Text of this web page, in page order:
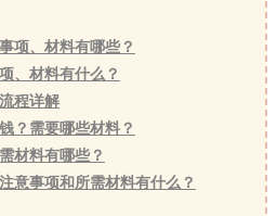
项、材料有哪些？
、材料有什么？
程详解
？需要哪些材料？
材料有哪些？
意事项和所需材料有什么？